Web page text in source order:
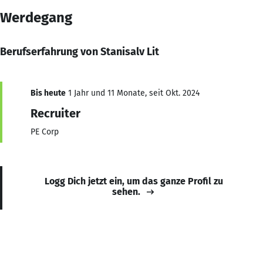
Werdegang
Berufserfahrung von Stanisalv Lit
Bis heute 1 Jahr und 11 Monate, seit Okt. 2024
Recruiter
PE Corp
Logg Dich jetzt ein, um das ganze Profil zu
sehen.